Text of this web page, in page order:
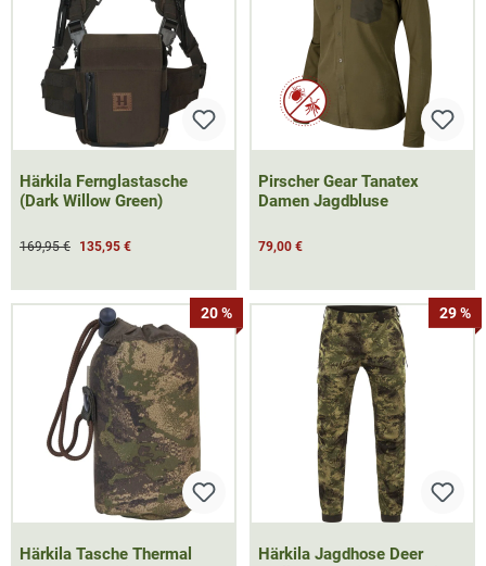
Härkila Fernglastasche
(Dark Willow Green)
169,95 € 135,95 €
Pirscher Gear Tanatex
Damen Jagdbluse
79,00 €
20 %
Härkila Tasche Thermal
29 %
Härkila Jagdhose Deer